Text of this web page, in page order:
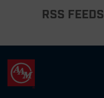
RSS Feeds